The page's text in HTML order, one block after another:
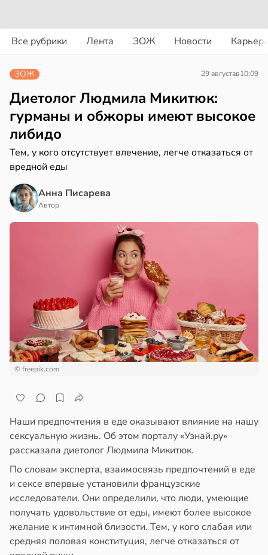
Все рубрики Лента ЗОЖ Новости
в19:49
13:55
в21:42
ЗОЖ 29 августав10:09
Диетолог Людмила Микитюк:
гурманы и обжоры имеют высокое
либидо
Тем, у кого отсутствует влечение, легче отказаться от
вредной еды
Анна Писарева
Автор
© freepik.com
Наши предпочтения в еде оказывают влияние на нашу
сексуальную жизнь. Об этом порталу «Узнай.ру»
рассказала диетолог Людмила Микитюк.
По словам эксперта, взаимосвязь предпочтений в еде
и сексе впервые установили французские
исследователи. Они определили, что люди, умеющие
получать удовольствие от еды, имеют более высокое
желание к интимной близости. Тем, у кого слабая или
средняя половая конституция, легче отказаться от
в 19:27
в 16:23
в17:40